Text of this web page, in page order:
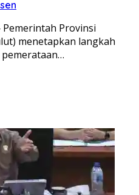
Provinsi
menetapkan langkah